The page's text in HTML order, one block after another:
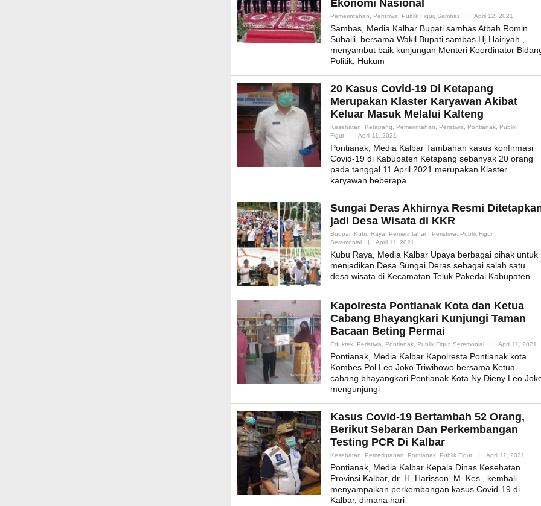
Ekonomi Nasional
Pemerintahan, Peristiwa, Publik Figur, Sambas | April 12, 2021
Sambas, Media Kalbar Bupati sambas Atbah Romin
Suhaili, bersama Wakil Bupati sambas Hj.Hairiyah ,
menyambut baik kunjungan Menteri Koordinator
Politik, Hukum
20 Kasus Covid-19 Di Ketapang
Merupakan Klaster Karyawan Akibat
Keluar Masuk Melalui Kalteng
Kesehatan, Ketapang, Pemerintahan, Peristiwa, Pontianak, Publik
Figur
| April 11, 2021
Pontianak, Media Kalbar Tambahan kasus konfirmasi
Covid-19 di Kabupaten Ketapang sebanyak 20 orang
pada tanggal 11 April 2021 merupakan Klaster
karyawan beberapa
Sungai Deras Akhirnya Resmi
jadi Desa Wisata di KKR
Budpar, Kubu Raya, Pemerintahan, Peristiwa, Publik Figur,
Seremonial
| April 11, 2021
Kubu Raya, Media Kalbar Upaya berbagai pihak untuk
menjadikan Desa Sungai Deras sebagai salah satu
desa wisata di Kecamatan Teluk Pakedai Kabupaten
Kapolresta Pontianak Kota dan Ketua
Cabang Bhayangkari Kunjungi Taman
Bacaan Beting Permai
Eduktek, Peristiwa, Pontianak, Publik Figur, Seremonial | April 11, 2021
Pontianak, Media Kalbar Kapolresta Pontianak kota
Kombes Pol Leo Joko Triwibowo bersama Ketua
cabang bhayangkari Pontianak Kota Ny Dieny Leo
mengunjungi
Kasus Covid-19 Bertambah 52 Orang,
Berikut Sebaran Dan Perkembangan
Testing PCR Di Kalbar
Kesehatan, Pemerintahan, Pontianak, Publik Figur | April 11, 2021
Pontianak, Media Kalbar Kepala Dinas Kesehatan
Provinsi Kalbar, dr. H. Harisson, M. Kes., kembali
menyampaikan perkembangan kasus Covid-19 di
Kalbar, dimana hari